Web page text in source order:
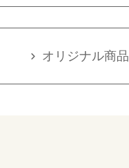
オリジナル商品